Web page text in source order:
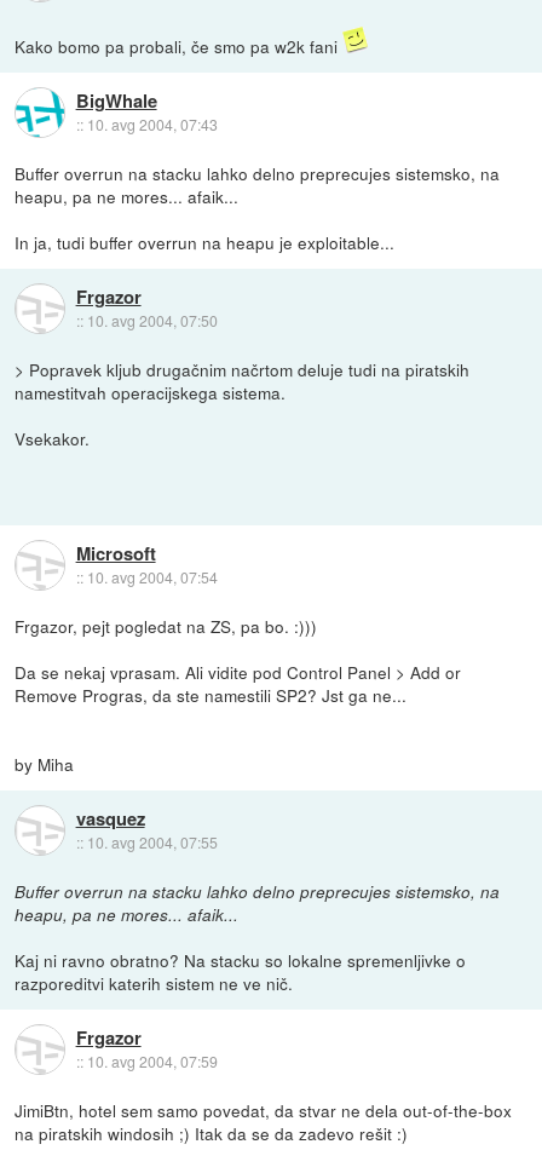
Kako bomo pa probali, če smo pa w2k fani
BigWhale
:: 10. avg 2004, 07:43
Buffer overrun na stacku lahko delno preprecujes sistemsko, na
heapu, pa ne mores... afaik...
In ja, tudi buffer overrun na heapu je exploitable...
Frgazor
:: 10. avg 2004, 07:50
> Popravek kljub drugačnim načrtom deluje tudi na piratskih
namestitvah operacijskega sistema.
Vsekakor.
Microsoft
:: 10. avg 2004, 07:54
Frgazor, pejt pogledat na ZS, pa bo. :)))
Da se nekaj vprasam. Ali vidite pod Control Panel > Add or
Remove Progras, da ste namestili SP2? Jst ga ne...
by Miha
vasquez
:: 10. avg 2004, 07:55
Buffer overrun na stacku lahko delno preprecujes sistemsko, na
heapu, pa ne mores... afaik...
Kaj ni ravno obratno? Na stacku so lokalne spremenljivke o
razporeditvi katerih sistem ne ve nič.
Frgazor
:: 10. avg 2004, 07:59
JimiBtn, hotel sem samo povedat, da stvar ne dela out-of-the-box
na piratskih windosih ;) Itak da se da zadevo rešit :)